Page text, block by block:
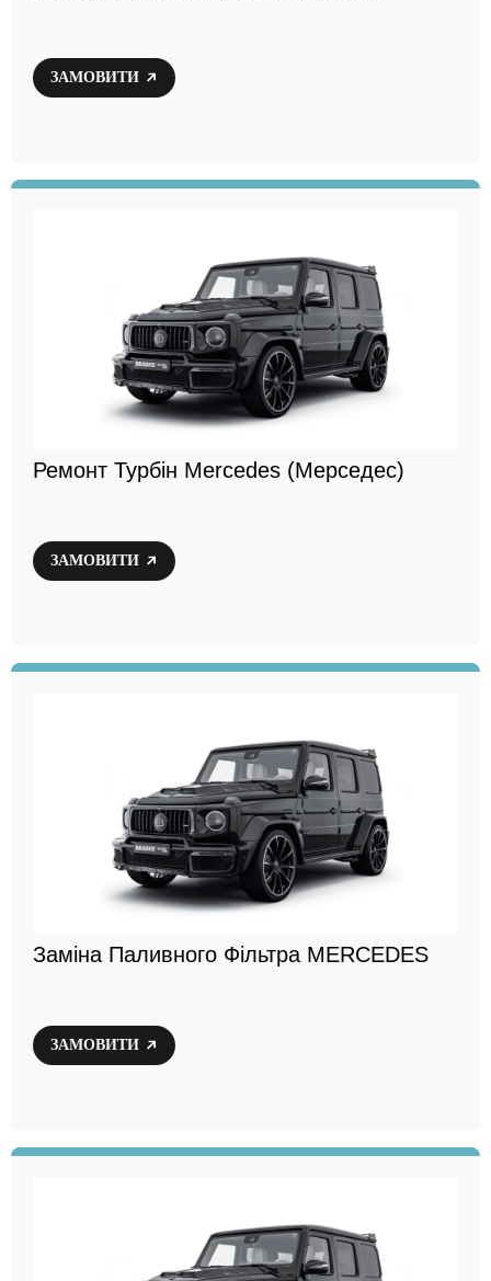
ЗАМОВИТИ
Ремонт Турбін Mercedes (Мерседес)
ЗАМОВИТИ
Заміна Паливного Фільтра MERCEDES
ЗАМОВИТИ